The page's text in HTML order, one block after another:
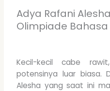
Adya Rafani
Olimpiade Bahasa
Kecil-kecil cabe
potensinya luar biasa.
Alesha yang saat ini